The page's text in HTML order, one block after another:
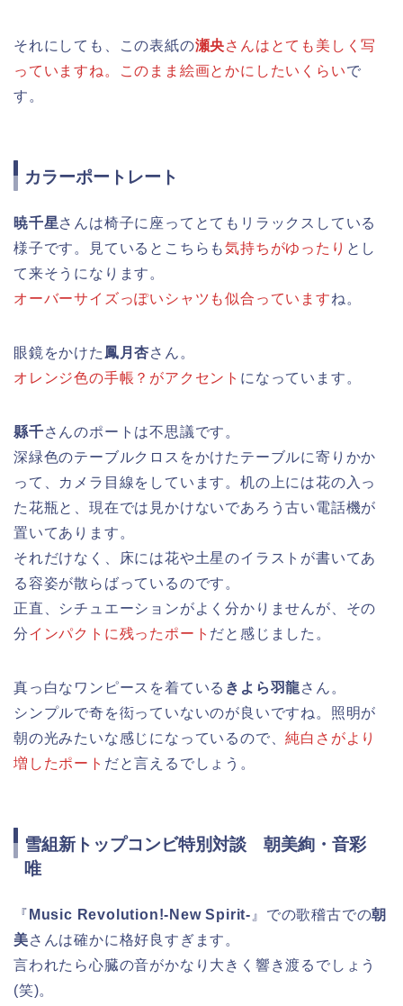
それにしても、この表紙の瀬央さんはとても美しく写
っていますね。このまま絵画とかにしたいくらいで
す。
カラーポートレート
暁千星さんは椅子に座ってとてもリラックスしている
様子です。見ているとこちらも気持ちがゆったり とし
て来そうになります。
オーバーサイズっぽいシャツも似合っていますね。
眼鏡をかけた 鳳月杏さん。
オレンジ色の手帳？がアクセント になっています。
縣千さんのポートは不思議です。
深緑色のテーブルクロスをかけたテーブルに寄りかか
って、カメラ目線をしています。机の上には花の入っ
た花瓶と、現在では見かけないであろう古い電話機が
置いてあります。
それだけなく、床には花や土星のイラストが書いてあ
る容姿が散らばっているのです。
正直、シチュエーションがよく分かりませんが、その
分インパクトに残ったポート だと感じました。
真っ白なワンピースを着ている きよら羽龍さん。
シンプルで奇を衒っていないのが良いですね。照明が
朝の光みたいな感じになっているので、純白さがより
増したポート だと言えるでしょう。
雪組新トップコンビ特別対談 朝美絢・音彩
唯
『 Music Revolution!-New Spirit- 』での歌稽古での朝
美さんは確かに格好良すぎます。
言われたら心臓の音がかなり大きく響き渡るでしょう
(笑)。